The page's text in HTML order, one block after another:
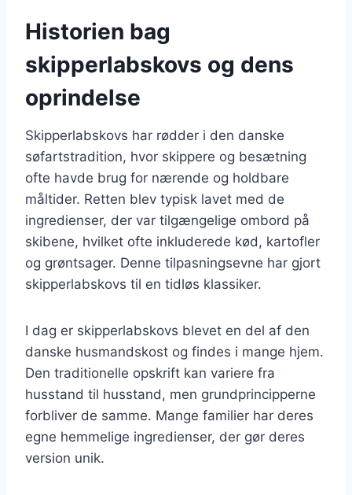
Historien bag
skipperlabskovs og dens
oprindelse
Skipperlabskovs har rødder i den danske
søfartstradition, hvor skippere og besætning
ofte havde brug for nærende og holdbare
måltider. Retten blev typisk lavet med de
ingredienser, der var tilgængelige ombord på
skibene, hvilket ofte inkluderede kød, kartofler
og grøntsager. Denne tilpasningsevne har gjort
skipperlabskovs til en tidløs klassiker.
I dag er skipperlabskovs blevet en del af den
danske husmandskost og findes i mange hjem.
Den traditionelle opskrift kan variere fra
husstand til husstand, men grundprincipperne
forbliver de samme. Mange familier har deres
egne hemmelige ingredienser, der gør deres
version unik.